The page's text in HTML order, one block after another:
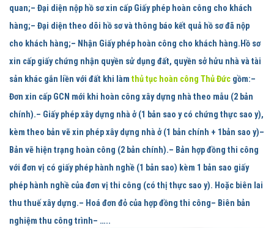
quan;– Đại diện nộp hồ sơ xin cấp Giấy phép hoàn công cho khách
hàng;– Đại diện theo dõi hồ sơ và thông báo kết quả hồ sơ đã nộp
cho khách hàng;– Nhận Giấy phép hoàn công cho khách hàng. Hồ sơ
xin cấp giấy chứng nhận quyền sử dụng đất, quyền sở hửu nhà và tài
sản khác gắn liền với đất khi làm thủ tục hoàn công Thủ Đức gồm:–
Đơn xin cấp GCN mới khi hoàn công xây dựng nhà theo mẫu (2 bản
chính).– Giấy phép xây dựng nhà ở (1 bản sao y có chứng thực sao y),
kèm theo bản vẽ xin phép xây dựng nhà ở (1 bản chính + 1bản sao y)–
Bản vẽ hiện trạng hoàn công (2 bản chính).– Bản hợp đồng thi công
với đơn vị có giấy phép hành nghề (1 bản sao) kèm 1 bản sao giấy
phép hành nghề của đơn vị thi công (có thị thực sao y). Hoặc biên lai
thu thuế xây dựng.– Hoá đơn đỏ của hợp đồng thi công– Biên bản
nghiệm thu công trình– …..